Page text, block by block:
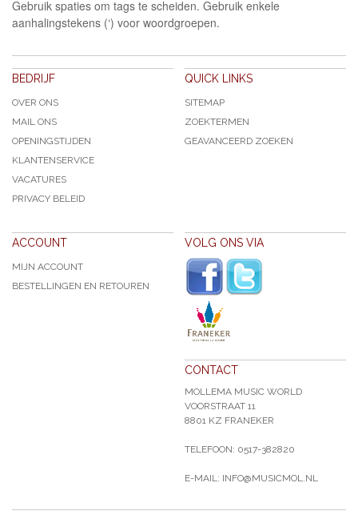
Gebruik spaties om tags te scheiden. Gebruik enkele
aanhalingstekens (‘) voor woordgroepen.
BEDRIJF
OVER ONS
MAIL ONS
OPENINGSTIJDEN
KLANTENSERVICE
VACATURES
PRIVACY BELEID
QUICK LINKS
SITEMAP
ZOEKTERMEN
GEAVANCEERD ZOEKEN
ACCOUNT
MIJN ACCOUNT
BESTELLINGEN EN RETOUREN
VOLG ONS VIA
CONTACT
MOLLEMA MUSIC WORLD
VOORSTRAAT 11
8801 KZ FRANEKER
TELEFOON: 0517-382820
E-MAIL: INFO@MUSICMOL.NL